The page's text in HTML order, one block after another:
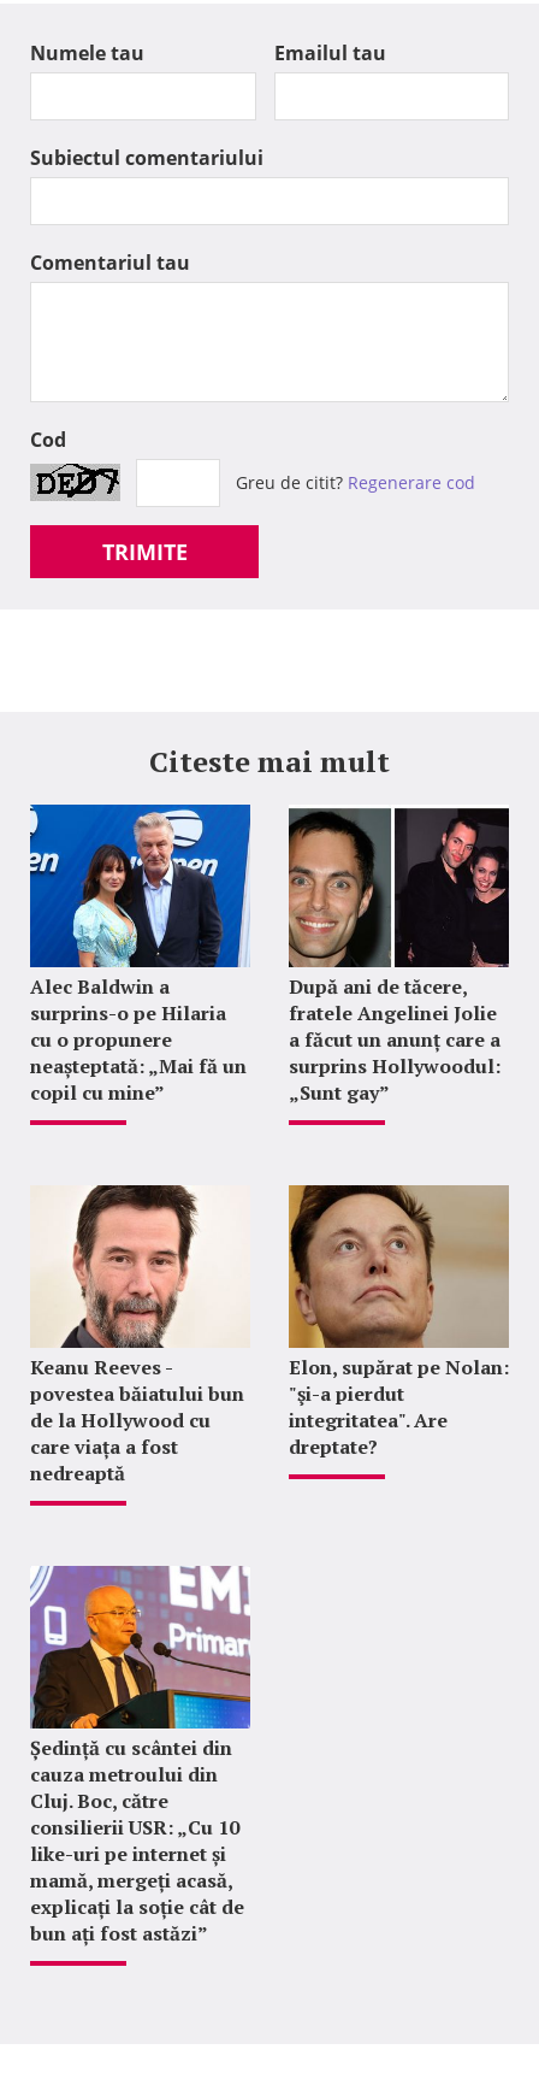
Numele tau Emailul tau
Subiectul comentariului
Comentariul tau
Cod
Greu de citit? Regenerare cod
TRIMITE
Citeste mai mult
Alec Baldwin a
surprins-o pe Hilaria
cu o propunere
neașteptată: „Mai fă un
copil cu mine”
După ani de tăcere,
fratele Angelinei Jolie
a făcut un anunț care a
surprins Hollywoodul:
„Sunt gay”
Keanu Reeves -
povestea băiatului bun
de la Hollywood cu
care viața a fost
nedreaptă
Elon, supărat pe Nolan:
"şi-a pierdut
integritatea". Are
dreptate?
Ședință cu scântei din
cauza metroului din
Cluj. Boc, către
consilierii USR: „Cu 10
like-uri pe internet și
mamă, mergeți acasă,
explicați la soție cât de
bun ați fost astăzi”